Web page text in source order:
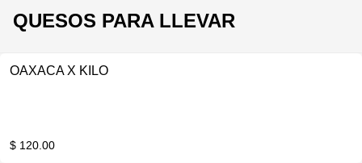
QUESOS PARA LLEVAR
OAXACA X KILO
$ 120.00